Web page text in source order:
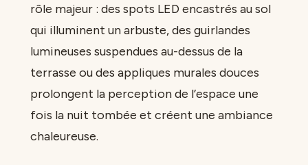
rôle majeur : des spots LED encastrés au sol
qui illuminent un arbuste, des guirlandes
lumineuses suspendues au-dessus de la
terrasse ou des appliques murales douces
prolongent la perception de l’espace une
fois la nuit tombée et créent une ambiance
chaleureuse.